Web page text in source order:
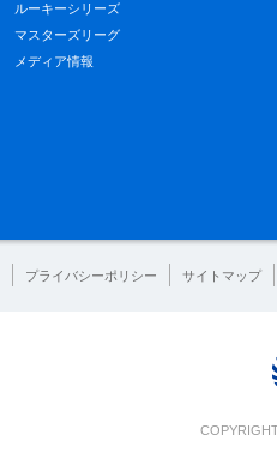
ルーキーシリーズ
マスターズリーグ
メディア情報
プライバシーポリシー サイトマップ